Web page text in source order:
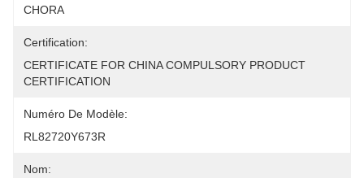
CHORA
Certification:
CERTIFICATE FOR CHINA COMPULSORY PRODUCT
CERTIFICATION
Numéro De Modèle:
RL82720Y673R
Nom: